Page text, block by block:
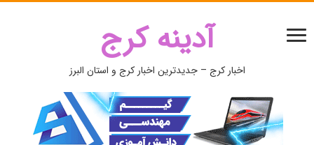
آدینه کرج
اخبار کرج – جدیدترین اخبار کرج و استان البرز